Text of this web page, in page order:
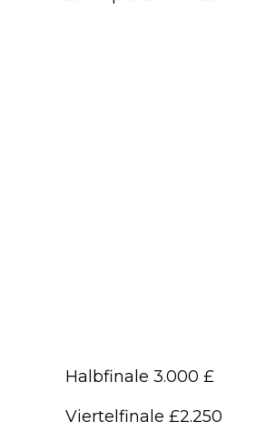
Halbfinale 3.000 £
Viertelfinale £2.250